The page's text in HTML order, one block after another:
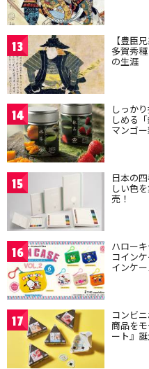
13 【豊臣
多賀秀
の生涯
14 しっか
しめる
マンゴ
15 日本の
しい色
売！
16 ハロー
コイン
インケ
17 コンビ
商品を
ート』